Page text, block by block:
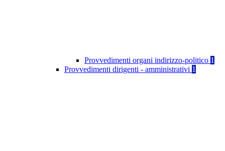
Provvedimenti organi indirizzo-politico 1
Provvedimenti dirigenti - amministrativi 1